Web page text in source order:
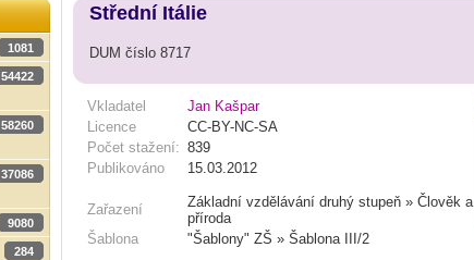
1081
54422
58260
37086
9080
284
Střední Itálie
DUM číslo 8717
Vkladatel
Jan Kašpar
Licence
CC-BY-NC-SA
Počet stažení: 839
Publikováno
15.03.2012
Zařazení
Základní vzdělávání druhý stupeň » Člověk a
příroda
Šablona
"Šablony" ZŠ » Šablona III/2